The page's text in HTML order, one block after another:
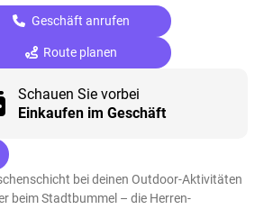
Geschäft anrufen
Route planen
Schauen Sie vorbei
Einkaufen im Geschäft
bei deinen Outdoor-Aktivitäten
beim Stadtbummel – die Herren-